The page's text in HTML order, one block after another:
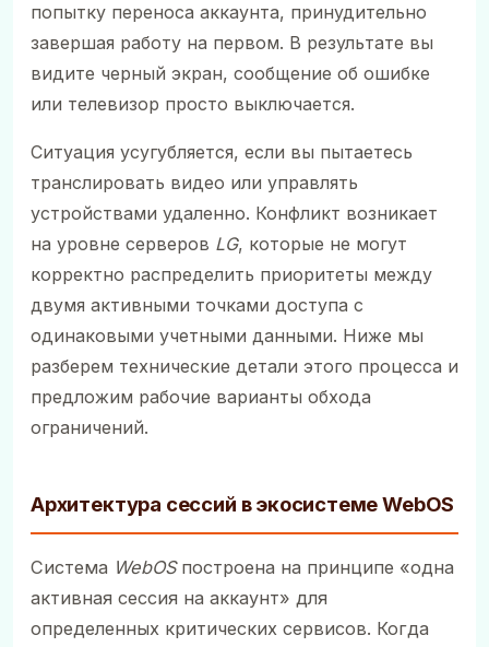
попытку переноса аккаунта, принудительно
завершая работу на первом. В результате вы
видите черный экран, сообщение об ошибке
или телевизор просто выключается.
Ситуация усугубляется, если вы пытаетесь
транслировать видео или управлять
устройствами удаленно. Конфликт возникает
на уровне серверов LG, которые не могут
корректно распределить приоритеты между
двумя активными точками доступа с
одинаковыми учетными данными. Ниже мы
разберем технические детали этого процесса и
предложим рабочие варианты обхода
ограничений.
Архитектура сессий в экосистеме WebOS
Система WebOSпостроена на принципе «одна
активная сессия на аккаунт» для
определенных критических сервисов. Когда